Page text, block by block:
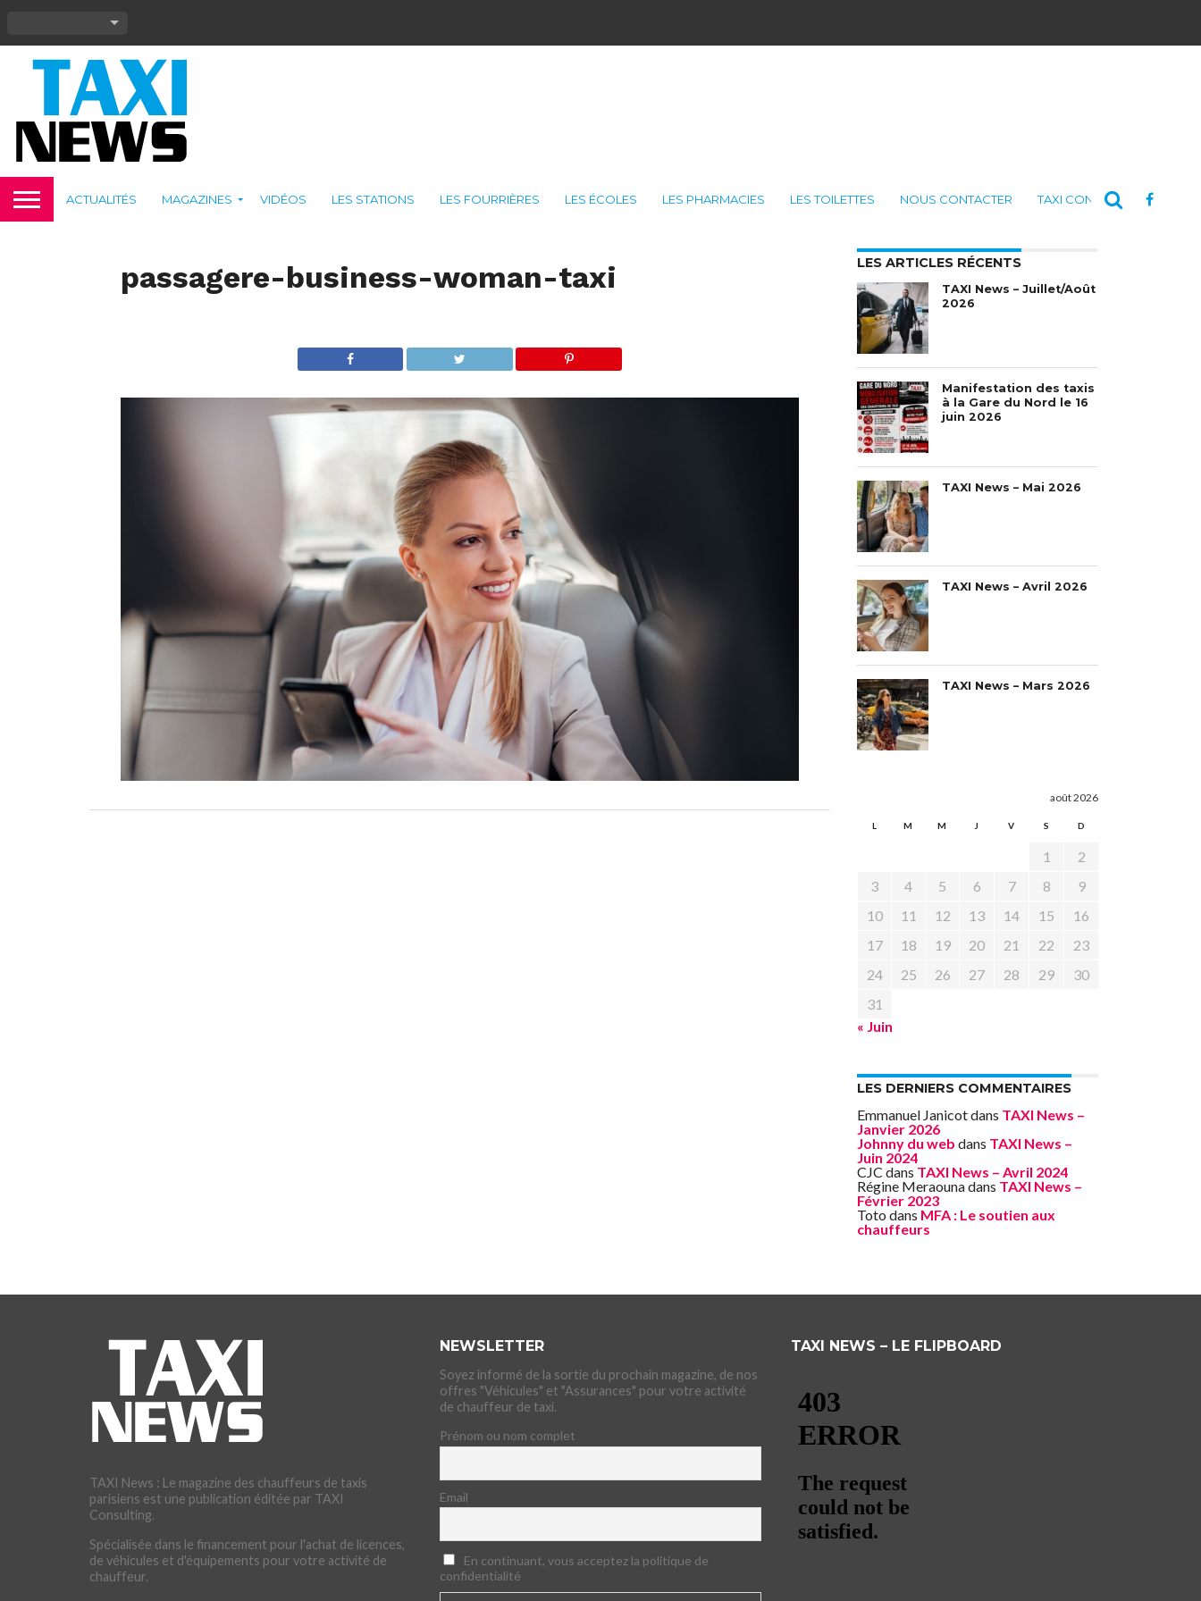
ACTUALITÉS MAGAZINES VIDÉOS LES STATIONS LES FOURRIÈRES LES ÉCOLES LES PHARMACIES LES TOILETTES NOUS CONTACTER TAXI CONSULTING
passagere-business-woman-taxi LES ARTICLES RÉCENTS
TAXI News – Juillet/Août
2026
Manifestation des taxis
à la Gare du Nord le 16
juin 2026
TAXI News – Mai 2026
TAXI News – Avril 2026
TAXI News – Mars 2026
août 2026
L M M J V S D
1
2
3
4 5 6 7 8
9
10
11 12 13 14 15
16
17
18 19 20 21 22
23
24
25 26 27 28 29
30
31
« Juin
LES DERNIERS COMMENTAIRES
Emmanuel Janicotdans TAXI News –
Janvier 2026
Johnny du web dans TAXI News –
Juin 2024
CJC dans TAXI News – Avril 2024
Régine Meraounadans TAXI News –
Février 2023
Toto dans MFA : Le soutien aux
chauffeurs
TAXI News : Le magazine des chauffeurs de taxis
parisiens est une publication éditée par TAXI
Consulting.
Spécialisée dans le financement pour l'achat de licences,
de véhicules et d'équipements pour votre activité de
chauffeur.
NEWSLETTER
Soyez informé de la sortie du prochain magazine, de nos
offres "Véhicules" et "Assurances" pour votre activité
de chauffeur de taxi.
Prénom ou nom complet
Email
En continuant, vous acceptez la politique de
confidentialité
TAXI NEWS – LE FLIPBOARD